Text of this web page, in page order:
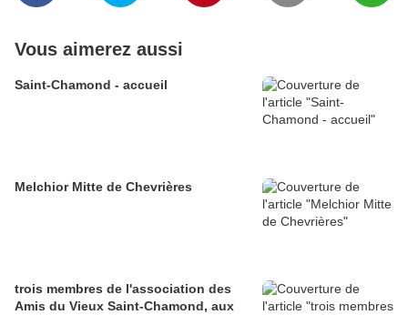
Vous aimerez aussi
Saint-Chamond - accueil
Melchior Mitte de Chevrières
trois membres de l'association des
Amis du Vieux Saint-Chamond, aux